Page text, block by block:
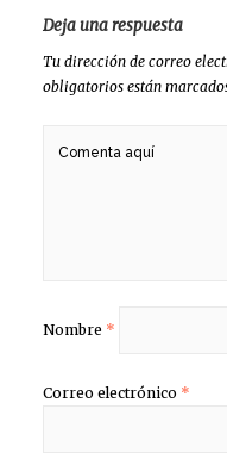
Deja una respuesta
Tu dirección de correo
obligatorios están
Nombre *
Correo electrónico *